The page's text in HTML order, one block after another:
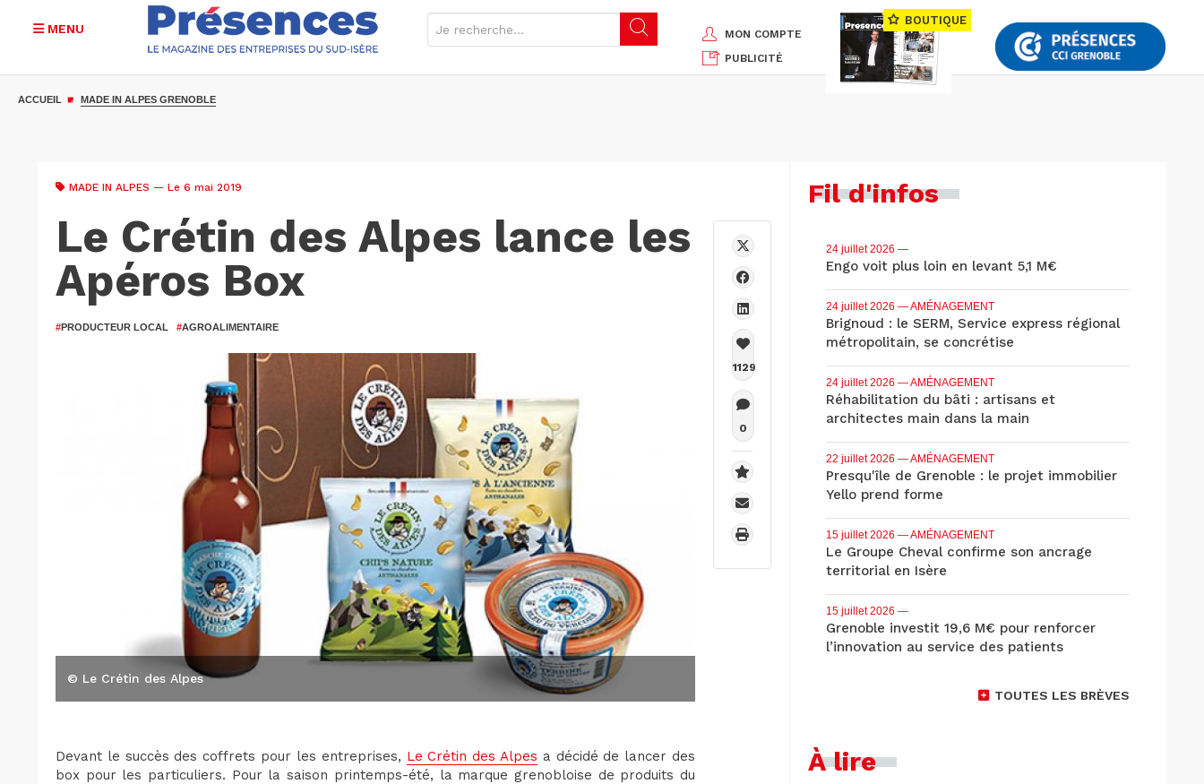
MENU
MON COMPTE
PUBLICITÉ
BOUTIQUE
ACCUEIL MADE IN ALPES GRENOBLE
MADE IN ALPES — Le 6 mai 2019
Le Crétin des Alpes lance les
Apéros Box
#PRODUCTEUR LOCAL #AGROALIMENTAIRE
© Le Crétin des Alpes
Devant le succès des coffrets pour les entreprises, Le Crétin des Alpes a décidé de lancer des
box pour les particuliers. Pour la saison printemps-été, la marque grenobloise de produits du
1129
0
Fil d'infos
24 juillet 2026 —
Engo voit plus loin en levant 5,1 M€
24 juillet 2026 — AMÉNAGEMENT
Brignoud : le SERM, Service express régional
métropolitain, se concrétise
24 juillet 2026 — AMÉNAGEMENT
Réhabilitation du bâti : artisans et
architectes main dans la main
22 juillet 2026 — AMÉNAGEMENT
Presqu'île de Grenoble : le projet immobilier
Yello prend forme
15 juillet 2026 — AMÉNAGEMENT
Le Groupe Cheval confirme son ancrage
territorial en Isère
15 juillet 2026 —
Grenoble investit 19,6 M€ pour renforcer
l’innovation au service des patients
TOUTES LES BRÈVES
À lire